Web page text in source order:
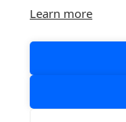
Learn more
Privacy